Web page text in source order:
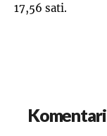
17,56 sati.
Komentari